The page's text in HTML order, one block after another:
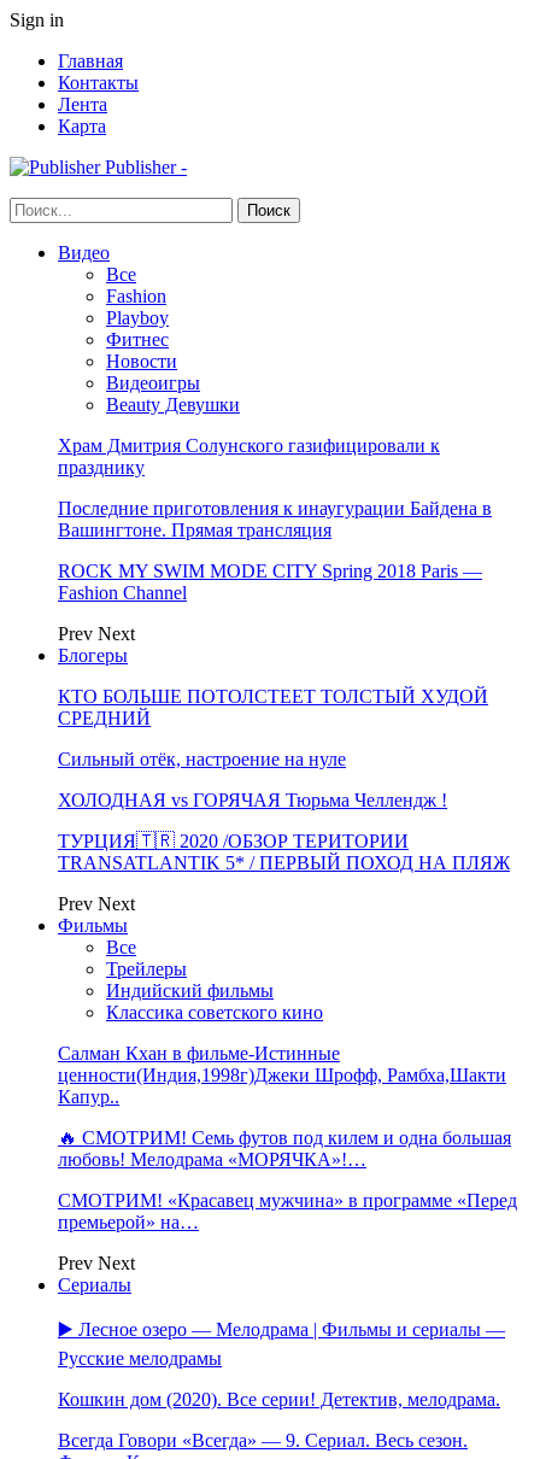
Sign in
Главная
Контакты
Лента
Карта
Publisher -
Видео
Все
Fashion
Playboy
Фитнес
Новости
Видеоигры
Beauty Девушки
Храм Дмитрия Солунского газифицировали к
празднику
Последние приготовления к инаугурации Байдена в
Вашингтоне. Прямая трансляция
ROCK MY SWIM MODE CITY Spring 2018 Paris —
Fashion Channel
Prev Next
Блогеры
КТО БОЛЬШЕ ПОТОЛСТЕЕТ ТОЛСТЫЙ ХУДОЙ
СРЕДНИЙ
Сильный отёк, настроение на нуле
ХОЛОДНАЯ vs ГОРЯЧАЯ Тюрьма Челлендж !
ТУРЦИЯ🇹🇷 2020 /ОБЗОР ТЕРИТОРИИ
TRANSATLANTIK 5* / ПЕРВЫЙ ПОХОД НА ПЛЯЖ
Prev Next
Фильмы
Все
Трейлеры
Индийский фильмы
Классика советского кино
Салман Кхан в фильме-Истинные
ценности(Индия,1998г)Джеки Шрофф, Рамбха,Шакти
Капур..
🔥 СМОТРИМ! Семь футов под килем и одна большая
любовь! Мелодрама «МОРЯЧКА»!…
СМОТРИМ! «Красавец мужчина» в программе «Перед
премьерой» на…
Prev Next
Сериалы
▶️ Лесное озеро — Мелодрама | Фильмы и сериалы —
Русские мелодрамы
Кошкин дом (2020). Все серии! Детектив, мелодрама.
Всегда Говори «Всегда» — 9. Сериал. Весь сезон.